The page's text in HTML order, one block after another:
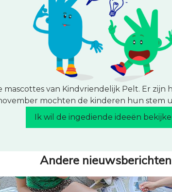
van Kindvriendelijk Pelt. Er
mochten de kinderen hun stem
Ik wil de ingediende ideeën
Andere nieuwsberichten